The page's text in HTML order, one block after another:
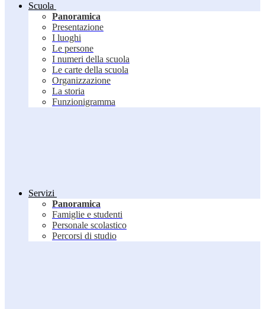
Scuola
Panoramica
Presentazione
I luoghi
Le persone
I numeri della scuola
Le carte della scuola
Organizzazione
La storia
Funzionigramma
Servizi
Panoramica
Famiglie e studenti
Personale scolastico
Percorsi di studio